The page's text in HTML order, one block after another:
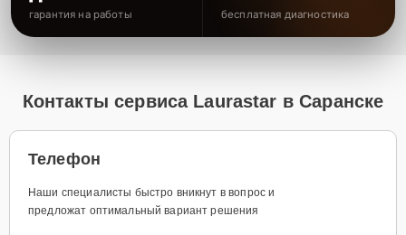
гарантия на работы бесплатная диагностика
Контакты сервиса Laurastar в Саранске
Телефон
Наши специалисты быстро вникнут в вопрос и
предложат оптимальный вариант решения